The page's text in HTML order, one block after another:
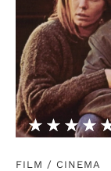
FILM / CINEMA